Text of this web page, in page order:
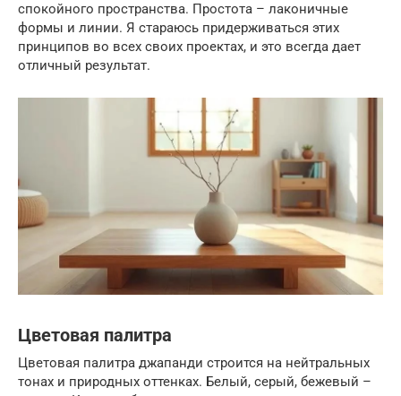
спокойного пространства. Простота – лаконичные
формы и линии. Я стараюсь придерживаться этих
принципов во всех своих проектах, и это всегда дает
отличный результат.
Цветовая палитра
Цветовая палитра джапанди строится на нейтральных
тонах и природных оттенках. Белый, серый, бежевый –